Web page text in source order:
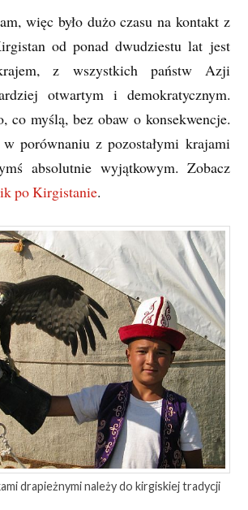
więc było dużo czasu na kontakt z
od ponad dwudziestu lat jest
z wszystkich państw Azji
otwartym i demokratycznym.
co myślą, bez obaw o konsekwencje.
porównaniu z pozostałymi krajami
absolutnie wyjątkowym. Zobacz
po Kirgistanie.
drapieżnymi należy do kirgiskiej tradycji